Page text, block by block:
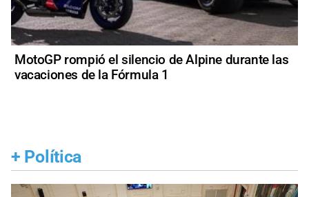
MotoGP rompió el silencio de Alpine durante las
vacaciones de la Fórmula 1
+ Política